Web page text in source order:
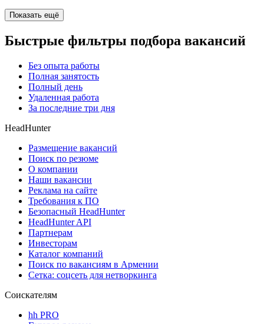
Показать ещё
Быстрые фильтры подбора вакансий
Без опыта работы
Полная занятость
Полный день
Удаленная работа
За последние три дня
HeadHunter
Размещение вакансий
Поиск по резюме
О компании
Наши вакансии
Реклама на сайте
Требования к ПО
Безопасный HeadHunter
HeadHunter API
Партнерам
Инвесторам
Каталог компаний
Поиск по вакансиям в Армении
Сетка: соцсеть для нетворкинга
Соискателям
hh PRO